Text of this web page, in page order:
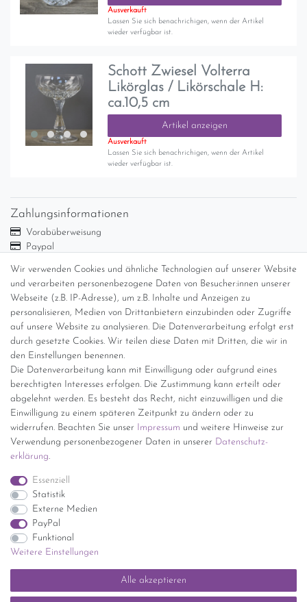
Ausverkauft
Lassen Sie sich benachrichigen, wenn der Artikel
wieder verfügbar ist.
Schott Zwiesel Volterra
Likörglas / Likörschale H:
ca.10,5 cm
Artikel anzeigen
Ausverkauft
Lassen Sie sich benachrichigen, wenn der Artikel
wieder verfügbar ist.
Wir verwenden Cookies und ähnliche Technologien auf unserer Website
und verarbeiten personenbezogene Daten von Besucher:innen unserer
Webseite (z.B. IP-Adresse), um z.B. Inhalte und Anzeigen zu
personalisieren, Medien von Drittanbietern einzubinden oder Zugriffe
auf unsere Website zu analysieren. Die Datenverarbeitung erfolgt erst
durch gesetzte Cookies. Wir teilen diese Daten mit Dritten, die wir in
den Einstellungen benennen.
Die Datenverarbeitung kann mit Einwilligung oder aufgrund eines
berechtigten Interesses erfolgen. Die Zustimmung kann erteilt oder
abgelehnt werden. Es besteht das Recht, nicht einzuwilligen und die
Einwilligung zu einem späteren Zeitpunkt zu ändern oder zu
widerrufen. Beachten Sie unser Impressum und weitere Hinweise zur
Verwendung personenbezogener Daten in unserer Daten­schutz­
erklärung.
Essenziell
Statistik
Externe Medien
PayPal
Funktional
Weitere Einstellungen
Alle akzeptieren
Zahlungsinformationen
Vorabüberweisung
Paypal
Versandinformationen
Versand per GLS (6,90 Euro) oder DHL (8,49 Euro ) inkl. MwSt.
(innerhalb Deutschlands)
kostenfreie Lieferung ab 150 Euro Warenwert (innerhalb
Deutschlands)
Übersicht Internationale Versandkosten
Wir kaufen an
Sie haben zuviel Porzellan im Schrank? Gerne kaufen wir dieses an.
Einfach unverbindliches Angebot anfordern.
*Endpreis inkl. MwSt. (Dieser Artikel unterliegt gem. § 25a
UStG der Differenzbesteuerung, ein Ausweis der
Mehrwertsteuer auf der Rechnung erfolgt nicht.)
Impressum Daten­schutz­erklärung
Vertrag widerrufen Kontakt